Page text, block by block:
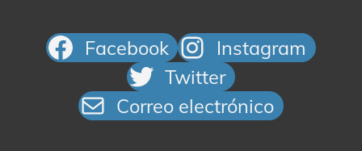
Facebook
Instagram
Twitter
Correo electrónico